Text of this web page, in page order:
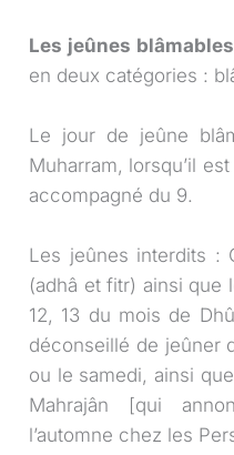
Les jeûnes
en deux catégories :
Le jour de jeûne
Muharram, lorsqu’il
accompagné du 9.
Les jeûnes interdits :
(adhâ et fitr) ainsi que
12, 13 du mois de
déconseillé de jeûner
ou le samedi, ainsi
Mahrajân [qui
l’automne chez les